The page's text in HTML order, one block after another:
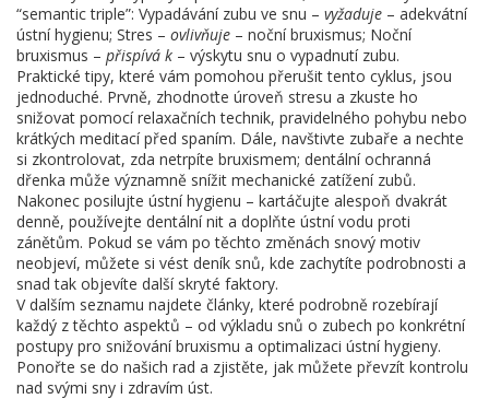
“semantic triple”: Vypa​dávání zubu ve snu – vyžaduje – adekvátní
ústní hygienu; Stres – ovlivňuje – noční bruxismus; Noční
bruxismus – přispívá k – výskytu snu o vypadnutí zubu.
Praktické tipy, které vám pomohou přerušit tento cyklus, jsou
jednoduché. Prvně, zhodnoťte úroveň stresu a zkuste ho
snižovat pomocí relaxačních technik, pravidelného pohybu nebo
krátkých meditací před spaním. Dále, navštivte zubaře a nechte
si zkontrolovat, zda netrpíte bruxismem; dentální ochranná
dřenka může významně snížit mechanické zatížení zubů.
Nakonec posilujte ústní hygienu – kartáčujte alespoň dvakrát
denně, používejte dentální nit a doplňte ústní vodu proti
zánětům. Pokud se vám po těchto změnách snový motiv
neobjeví, můžete si vést deník snů, kde zachytíte podrobnosti a
snad tak objevíte další skryté faktory.
V dalším seznamu najdete články, které podrobně rozebírají
každý z těchto aspektů – od výkladu snů o zubech po konkrétní
postupy pro snižování bruxismu a optimalizaci ústní hygieny.
Ponořte se do našich rad a zjistěte, jak můžete převzít kontrolu
nad svými sny i zdravím úst.